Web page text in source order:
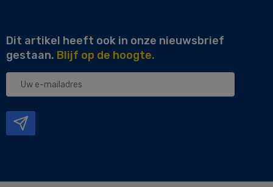
Dit artikel heeft ook in onze nieuwsbrief
gestaan. Blijf op de hoogte.
Uw